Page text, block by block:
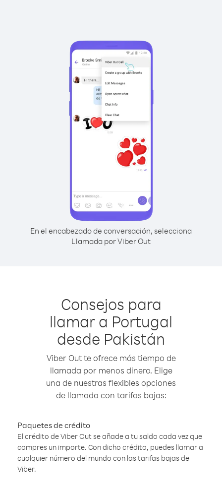
En el encabezado de conversación, selecciona
Llamada por Viber Out
Consejos para
llamar a Portugal
desde Pakistán
Viber Out te ofrece más tiempo de
llamada por menos dinero. Elige
una de nuestras flexibles opciones
de llamada con tarifas bajas:
Paquetes de crédito
El crédito de Viber Out se añade a tu saldo cada vez que
compres un importe. Con dicho crédito, puedes llamar a
cualquier número del mundo con las tarifas bajas de
Viber.